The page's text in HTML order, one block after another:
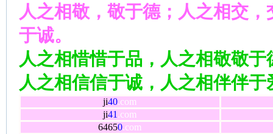
人之相敬，敬于德；人之相交
于诚。
人之相惜惜于品，人之相敬敬
人之相信信于诚，人之相伴伴于
ji40.com
ji41 .com
64650.com